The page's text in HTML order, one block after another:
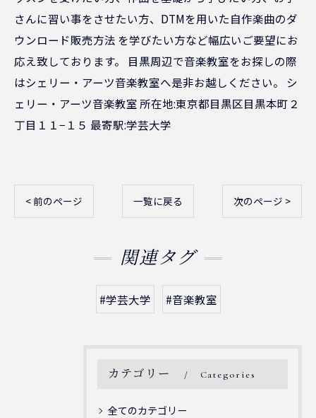
さんに習い事をさせたい方、DTMを用いた自作楽曲のダ
ウンロード販売方法 を学びたい方など幅広いご要望にお
応え致しております。 目黒周辺で音楽教室をお探しの際
はシェリー・アーツ音楽教室へ是非お越しください。 シ
ェリー・アーツ音楽教室 所在地:東京都目黒区目黒本町２
丁目１１−１５ 最寄駅:学芸大学
< 前のページ 一覧に戻る 次のページ >
関連タグ
#学芸大学 #音楽教室
カテゴリー Categories
全てのカテゴリー